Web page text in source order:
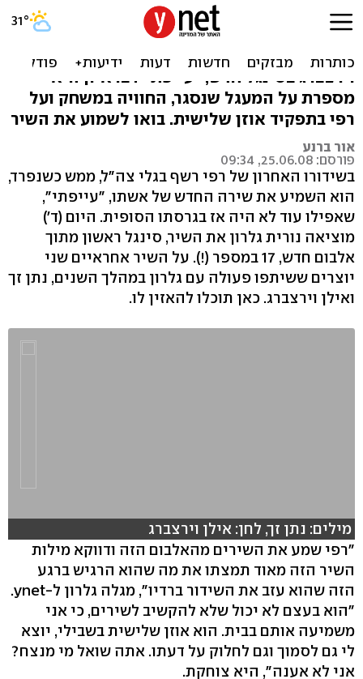
סיבוב פרסה שכזה
נורית גלרון חוזרת לעבוד עם נתן זך ואילן
וירצברג בסינגל חדש, "עייפתי". בראיון היא
מספרת על המעגל שנסגר, החוויה במשחק ועל
רפי בתפקיד אוזן שלישית. בואו לשמוע את השיר
אור ברנע
פורסם: 25.06.08, 09:34
בשידורו האחרון של רפי רשף בגלי צה"ל, ממש כשנפרד,
הוא השמיע את שירה החדש של אשתו, "עייפתי",
שאפילו עוד לא היה אז בגרסתו הסופית. היום (ד')
מוציאה נורית גלרון את השיר, סינגל ראשון מתוך
אלבום חדש, 17 במספר (!). על השיר אחראיים שני
יוצרים ששיתפו פעולה עם גלרון במהלך השנים, נתן זך
ואילן וירצברג. כאן תוכלו להאזין לו.
hlsjs-lite: Network error
מילים: נתן זך, לחן: אילן וירצברג
"רפי שמע את השירים מהאלבום הזה ודווקא מילות
השיר הזה מאוד תמצתו את מה שהוא הרגיש ברגע
הזה שהוא עזב את השידור ברדיו", מגלה גלרון ל-ynet.
"הוא בעצם לא יכול שלא להקשיב לשירים, כי אני
משמיעה אותם בבית. הוא אוזן שלישית בשבילי, יוצא
לי גם לסמוך וגם לחלוק על דעתו. אתה שואל מי מנצח?
אני לא אענה", היא צוחקת.